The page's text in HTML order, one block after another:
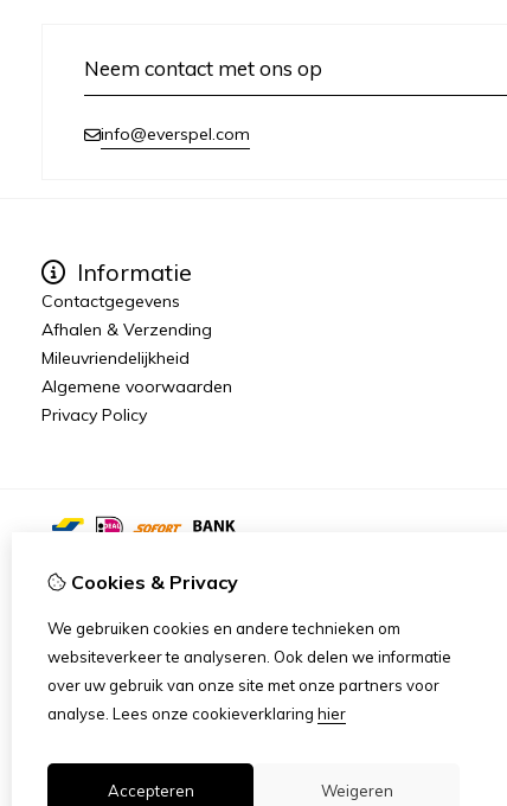
Neem contact met ons op
info@everspel.com
Informatie
Contactgegevens
Afhalen & Verzending
Mileuvriendelijkheid
Algemene voorwaarden
Privacy Policy
Cookies & Privacy
We gebruiken cookies en andere technieken om
websiteverkeer te analyseren. Ook delen we informatie
over uw gebruik van onze site met onze partners voor
analyse. Lees onze cookieverklaring hier
Accepteren Weigeren